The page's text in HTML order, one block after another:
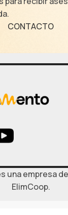
CONTACTO
una empresa
ElimCoop.